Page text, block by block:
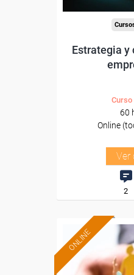
Estrategia y
Curso
60
Online
Ver
2
ONLINE